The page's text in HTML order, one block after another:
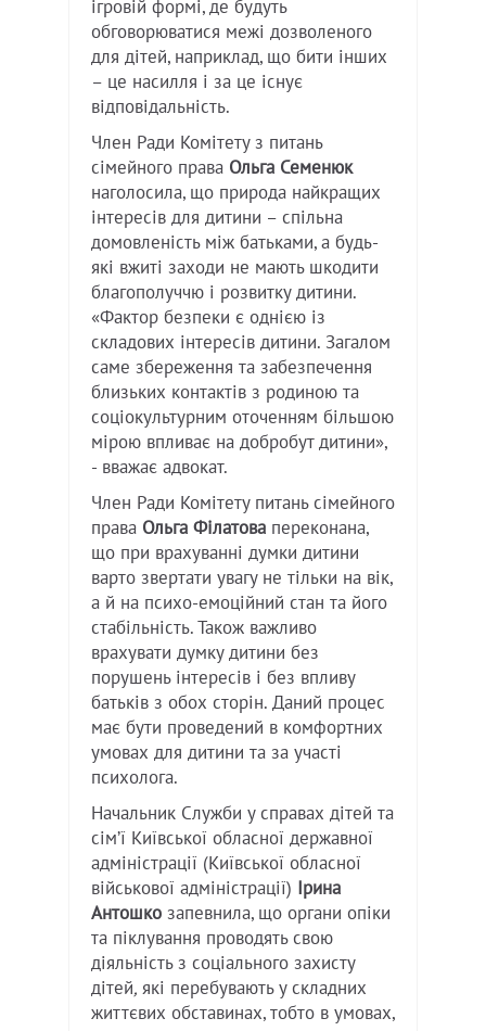
ігровій формі, де будуть
обговорюватися межі дозволеного
для дітей, наприклад, що бити інших
– це насилля і за це існує
відповідальність.
Член Ради Комітету з питань
сімейного права Ольга Семенюк
наголосила, що природа найкращих
інтересів для дитини – спільна
домовленість між батьками, а будь-
які вжиті заходи не мають шкодити
благополуччю і розвитку дитини.
«Фактор безпеки є однією із
складових інтересів дитини. Загалом
саме збереження та забезпечення
близьких контактів з родиною та
соціокультурним оточенням більшою
мірою впливає на добробут дитини»,
- вважає адвокат.
Член Ради Комітету питань сімейного
права Ольга Філатова переконана,
що при врахуванні думки дитини
варто звертати увагу не тільки на вік,
а й на психо-емоційний стан та його
стабільність. Також важливо
врахувати думку дитини без
порушень інтересів і без впливу
батьків з обох сторін. Даний процес
має бути проведений в комфортних
умовах для дитини та за участі
психолога.
Начальник Служби у справах дітей та
сім’ї Київської обласної державної
адміністрації (Київської обласної
військової адміністрації) Ірина
Антошко запевнила, що органи опіки
та піклування проводять свою
діяльність з соціального захисту
дітей, які перебувають у складних
життєвих обставинах, тобто в умовах,